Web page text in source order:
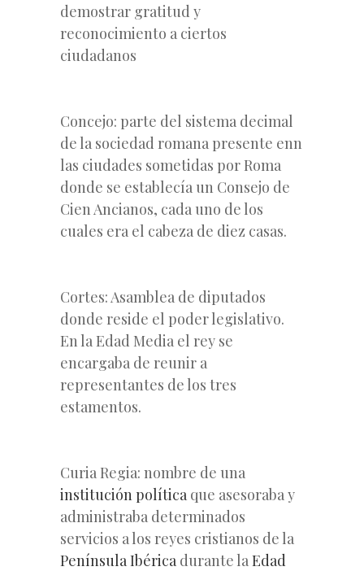
demostrar gratitud y
reconocimiento a ciertos
ciudadanos
Concejo: parte del sistema decimal
de la sociedad romana presente enn
las ciudades sometidas por Roma
donde se establecía un Consejo de
Cien Ancianos, cada uno de los
cuales era el cabeza de diez casas.
Cortes: Asamblea de diputados
donde reside el poder legislativo.
En la Edad Media el rey se
encargaba de reunir a
representantes de los tres
estamentos.
Curia Regia: nombre de una
institución política que asesoraba y
administraba determinados
servicios a los reyes cristianos de la
Península Ibérica durante laEdad